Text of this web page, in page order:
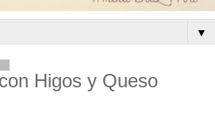
▼
Higos y Queso